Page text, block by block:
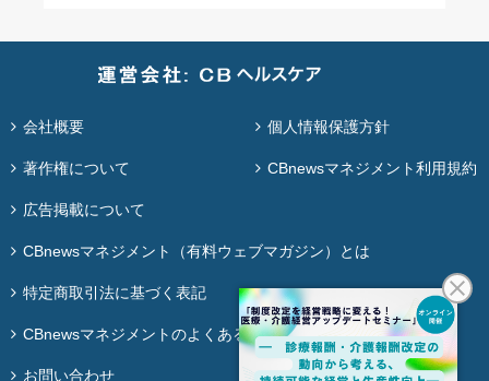
会社概要 個人情報保護方針
著作権について CBnewsマネジメント利用規約
広告掲載について
CBnewsマネジメント（有料ウェブマガジン）とは
特定商取引法に基づく表記
CBnewsマネジメントのよくある質問
お問い合わせ